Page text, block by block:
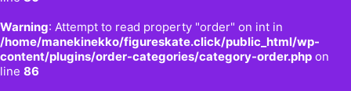
Warning: Attempt to read property "order" on int in
/home/manekinekko/figureskate.click/public_html/wp-
content/plugins/order-categories/category-order.php on
line 86
